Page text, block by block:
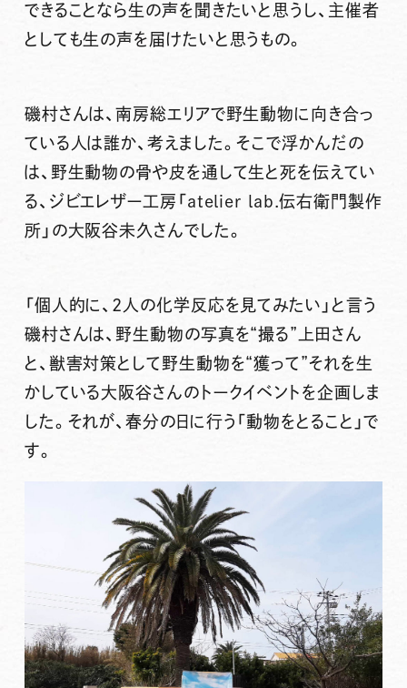
できることなら生の声を聞きたいと思うし、主催者
としても生の声を届けたいと思うもの。
磯村さんは、南房総エリアで野生動物に向き合っ
ている人は誰か、考えました。そこで浮かんだの
は、野生動物の骨や皮を通して生と死を伝えてい
る、ジビエレザー工房「atelier lab.伝右衛門製作
所」の大阪谷未久さんでした。
「個人的に、2人の化学反応を見てみたい」と言う
磯村さんは、野生動物の写真を“撮る”上田さん
と、獣害対策として野生動物を“獲って”それを生
かしている大阪谷さんのトークイベントを企画しま
した。それが、春分の日に行う「動物をとること」で
す。